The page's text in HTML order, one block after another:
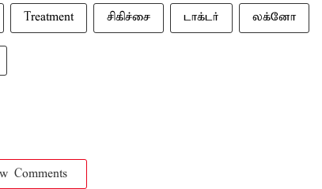
Treatment சிகிச்சை டாக்டர் லக்னோ
Comments